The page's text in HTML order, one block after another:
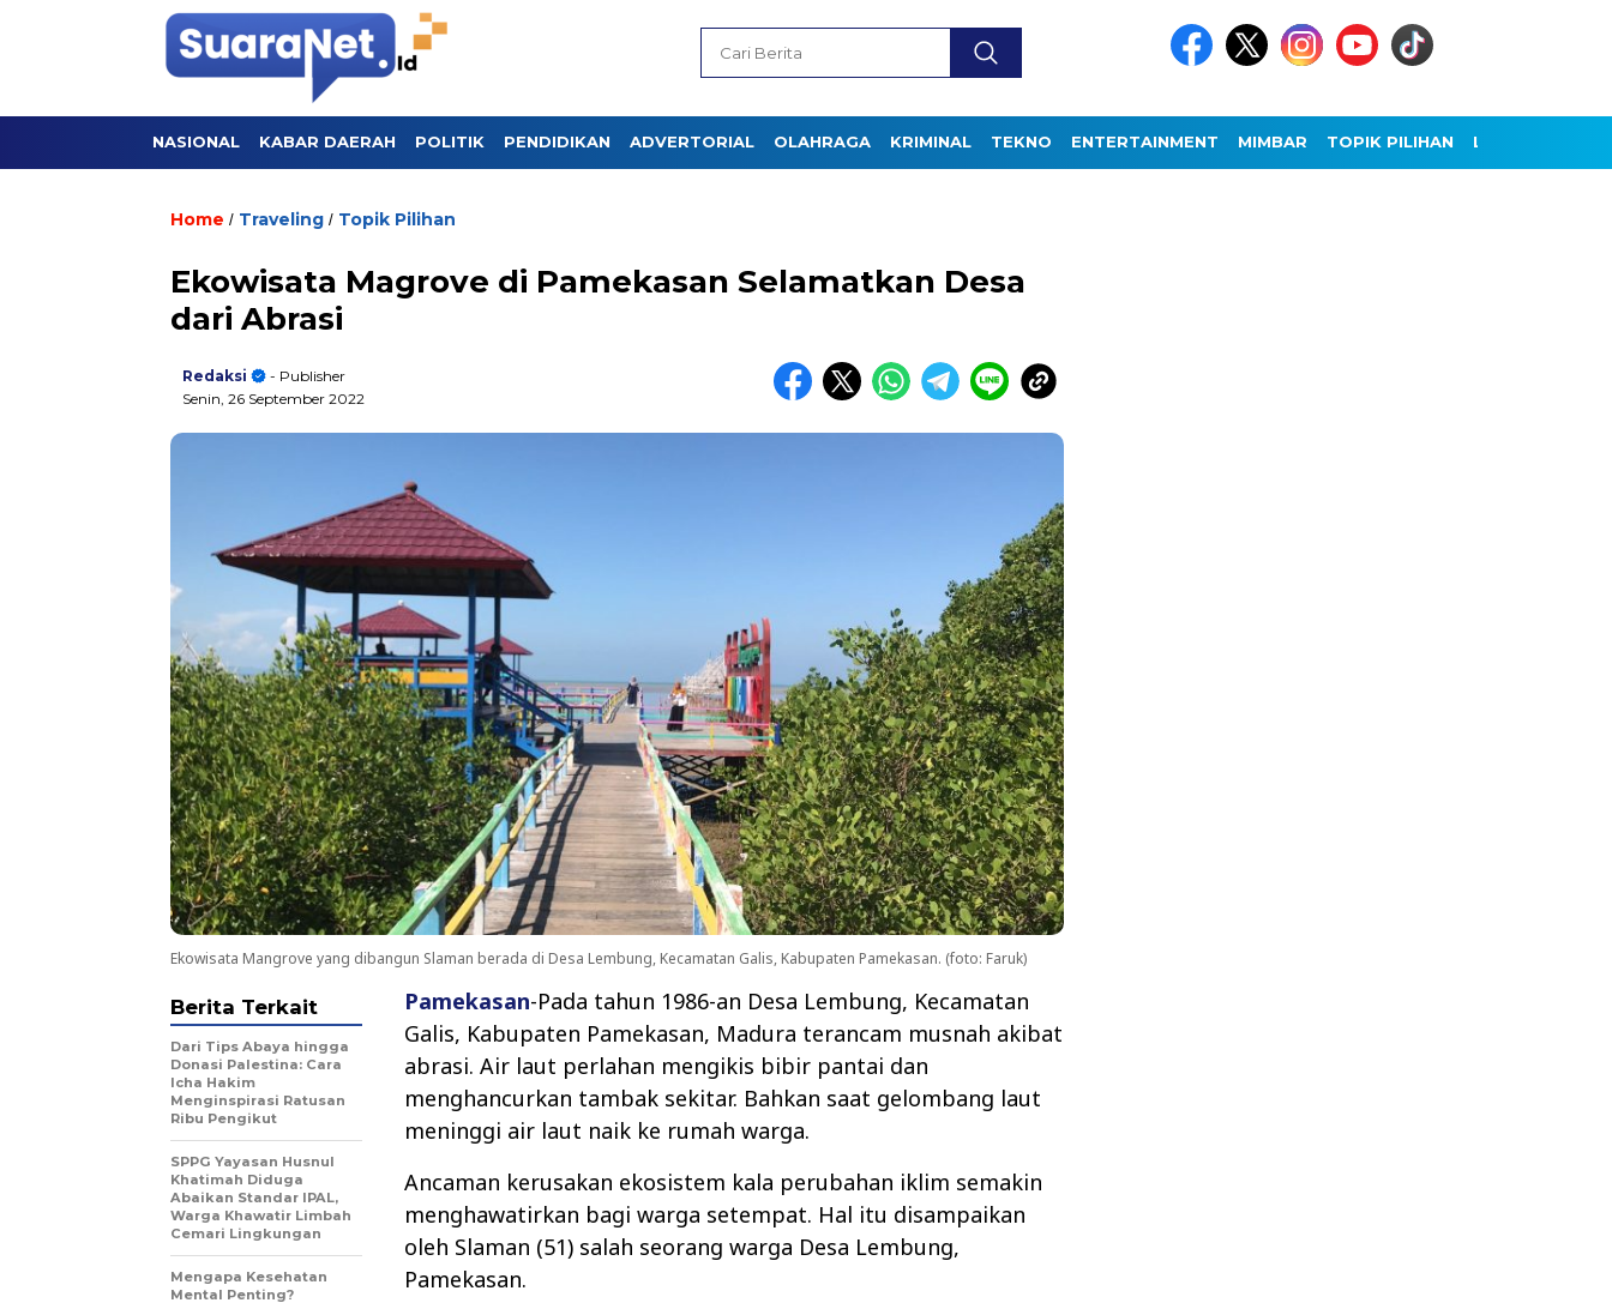
NASIONAL KABAR DAERAH POLITIK PENDIDIKAN ADVERTORIAL OLAHRAGA KRIMINAL TEKNO ENTERTAINMENT MIMBAR TOPIK PILIHAN LAINNYA
Home / Traveling / Topik Pilihan
Ekowisata Magrove di Pamekasan Selamatkan Desa
dari Abrasi
Redaksi
- Publisher
Senin, 26 September 2022
Ekowisata Mangrove yang dibangun Slaman berada di Desa Lembung, Kecamatan Galis, Kabupaten Pamekasan. (foto: Faruk)
Pamekasan-Pada tahun 1986-an Desa Lembung, Kecamatan
Galis, Kabupaten Pamekasan, Madura terancam musnah akibat
abrasi. Air laut perlahan mengikis bibir pantai dan
menghancurkan tambak sekitar. Bahkan saat gelombang laut
meninggi air laut naik ke rumah warga.
Ancaman kerusakan ekosistem kala perubahan iklim semakin
menghawatirkan bagi warga setempat. Hal itu disampaikan
oleh Slaman (51) salah seorang warga Desa Lembung,
Pamekasan.
Berita Terkait
Dari Tips Abaya hingga
Donasi Palestina: Cara
Icha Hakim
Menginspirasi Ratusan
Ribu Pengikut
SPPG Yayasan Husnul
Khatimah Diduga
Abaikan Standar IPAL,
Warga Khawatir Limbah
Cemari Lingkungan
Mengapa Kesehatan
Mental Penting?